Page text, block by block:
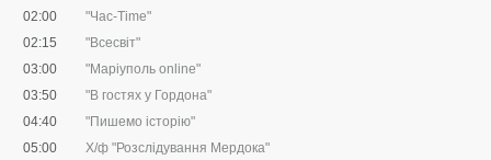
02:00
"Час-Time"
02:15
"Всесвіт"
03:00
"Маріуполь online"
03:50
"В гостях у Гордона"
04:40
"Пишемо історію"
05:00
Х/ф "Розслідування Мердока"